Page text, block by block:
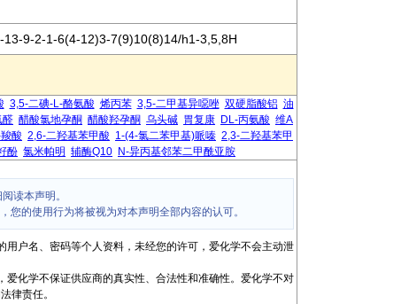
13-9-2-1-6(4-12)3-7(9)10(8)14/h1-3,5,8H
3,5-二碘-L-酪氨酸 烯丙苯 3,5-二甲基异噁唑 双硬脂酸铝 油
醛 醋酸氯地孕酮 醋酸羟孕酮 乌头碱 胃复康 DL-丙氨酸 维A
酸 2,6-二羟基苯甲酸 1-(4-氯二苯甲基)哌嗪 2,3-二羟基苯甲
酚 氯米帕明 辅酶Q10 N-异丙基邻苯二甲酰亚胺
读本声明。
您的使用行为将被视为对本声明全部内容的认可。
户名、密码等个人资料，未经您的许可，爱化学不会主动泄
化学不保证供应商的真实性、合法性和准确性。爱化学不对
律责任。